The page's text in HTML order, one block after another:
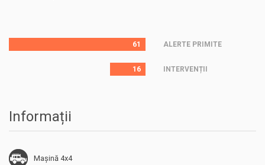
61
16
ALERTE PRIMITE
INTERVENȚII
Informații
Mașină 4x4